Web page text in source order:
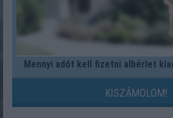
Mennyi adót kell fizetni albérlet
KISZÁMOLOM!